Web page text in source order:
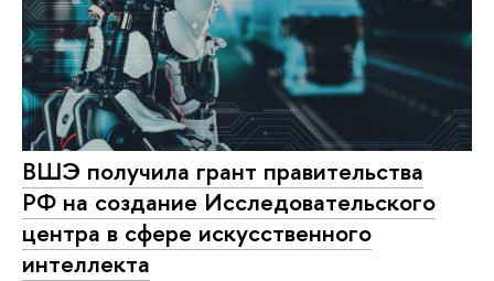
ВШЭ получила грант правительства
РФ на создание Исследовательского
центра в сфере искусственного
интеллекта